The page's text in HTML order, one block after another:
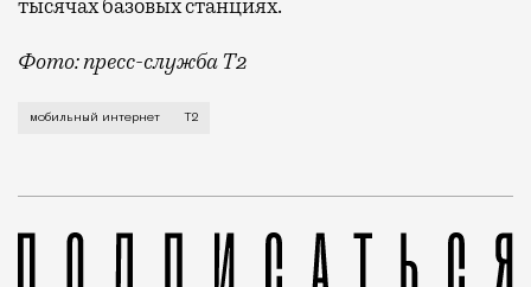
тысячах базовых станциях.
Фото: пресс-служба Т2
Мобильный оператор Т2 завершил работы по
мобильный интернет Т2